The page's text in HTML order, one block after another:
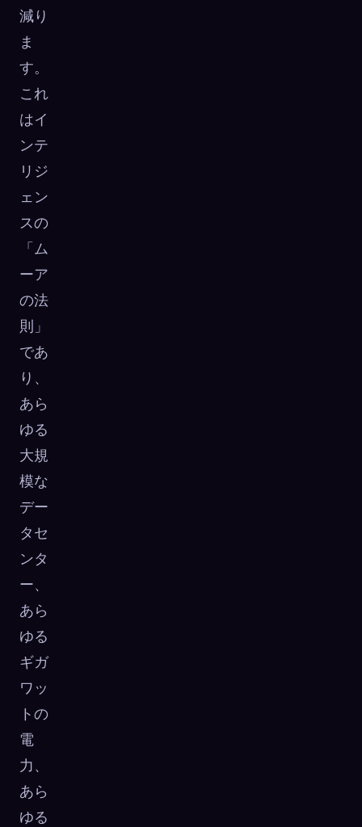
減り
ま
す。
これ
はイ
ンテ
リジ
ェン
スの
「ム
ーア
の法
則」
であ
り、
あら
ゆる
大規
模な
デー
タセ
ンタ
ー、
あら
ゆる
ギガ
ワッ
トの
電
力、
あら
ゆる